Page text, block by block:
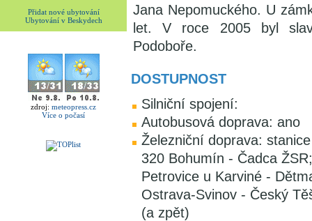
Přidat nové ubytování
Ubytování v Beskydech
zdroj: meteopress.cz
Více o počasí
Jana Nepomuckého. U
let. V roce 2005 byl
Podoboře.
DOSTUPNOST
Silniční spojení:
Autobusová doprava: ano
Železniční doprava:
320 Bohumín - Čadca
Petrovice u Karviné -
Ostrava-Svinov - Český
(a zpět)